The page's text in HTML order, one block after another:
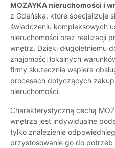
MOZAYKA nieruchomości i
z Gdańska, które specjalizuje
świadczeniu kompleksowych
nieruchomości oraz realizacji
wnętrz. Dzięki długoletniemu
znajomości lokalnych
firmy skutecznie wspiera
procesach dotyczących
nieruchomości.
Charakterystyczną cechą
wnętrza jest indywidualne
tylko znalezienie
przystosowanie go do